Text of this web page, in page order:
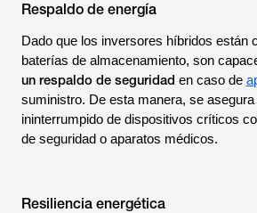
Respaldo de energía
Dado que los inversores híbridos están
baterías de almacenamiento, son
un respaldo de seguridad en caso de
suministro. De esta manera, se
ininterrumpido de dispositivos críticos
de seguridad o aparatos médicos.
Resiliencia energética